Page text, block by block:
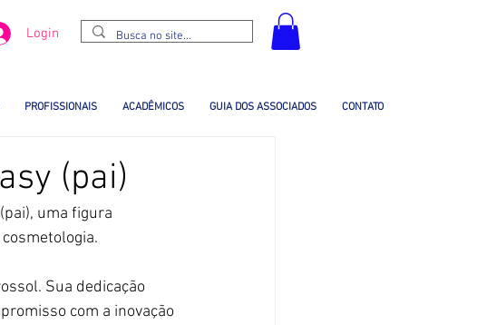
Login
PROFISSIONAIS ACADÊMICOS GUIA DOS ASSOCIADOS CONTATO
(pai)
uma figura
Sua dedicação
com a inovação